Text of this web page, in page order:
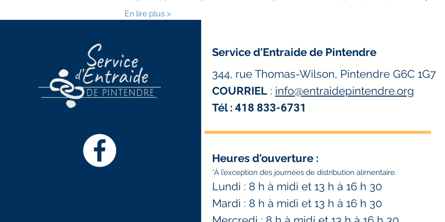
En lire plus >
Service d'Entraide de Pintendre
344, rue Thomas-Wilson, Pintendre G6C 1G7
COURRIEL: info@entraidepintendre.org
Tél : 418 833-6731
Heures d'ouverture :
*À l’exception des journées de distribution alimentaire.
Lundi : 8 h à midi et 13 h à 16 h 30
Mardi : 8 h à midi et 13 h à 16 h 30